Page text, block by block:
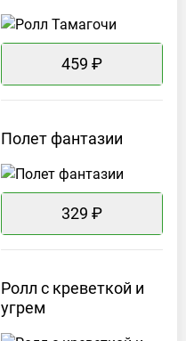
459 ₽
Полетфантазии
329 ₽
Ролл с креветкой и
угрем